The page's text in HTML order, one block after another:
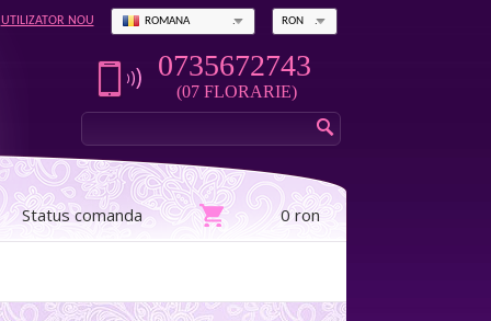
UTILIZATOR NOU ROMANA RON
0735672743
(07 FLORARIE)
0 ron
Status comanda